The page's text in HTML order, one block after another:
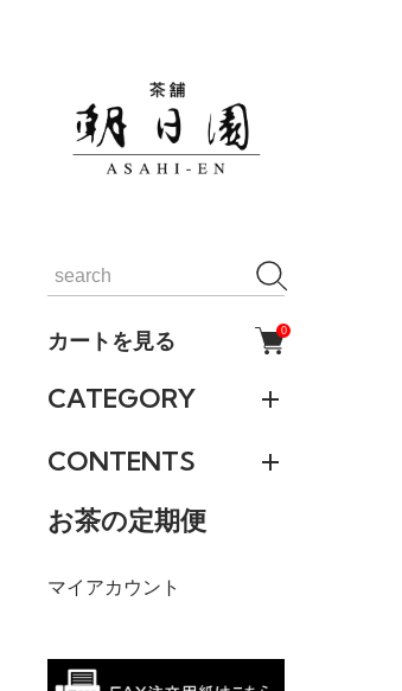
カートを見る 0
CATEGORY
CONTENTS
お茶の定期便
マイアカウント